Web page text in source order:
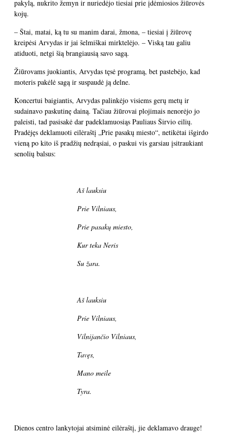
pakylą, nukrito žemyn ir nuriedėjo tiesiai prie įdėmiosios žiūrovės
kojų.
– Štai, matai, ką tu su manim darai, žmona, – tiesiai į žiūrovę
kreipėsi Arvydas ir jai šelmiškai mirktelėjo. – Viską tau galiu
atiduoti, netgi šią brangiausią savo sagą.
Žiūrovams juokiantis, Arvydas tęsė programą, bet pastebėjo, kad
moteris pakėlė sagą ir suspaudė ją delne.
Koncertui baigiantis, Arvydas palinkėjo visiems gerų metų ir
sudainavo paskutinę dainą. Tačiau žiūrovai plojimais nenorėjo jo
paleisti, tad pasisakė dar padeklamuosiąs Pauliaus Širvio eilių.
Pradėjęs deklamuoti eilėraštį „Prie pasakų miesto“, netikėtai išgirdo
vieną po kito iš pradžių nedrąsiai, o paskui vis garsiau įsitraukiant
senolių balsus:
Aš lauksiu
Prie Vilniaus,
Prie pasakų miesto,
Kur teka Neris
Su žara.
Aš lauksiu
Prie Vilniaus,
Vilnijančio Vilniaus,
Tavęs,
Mano meile
Tyra.
Dienos centro lankytojai atsiminė eilėraštį, jie deklamavo drauge!